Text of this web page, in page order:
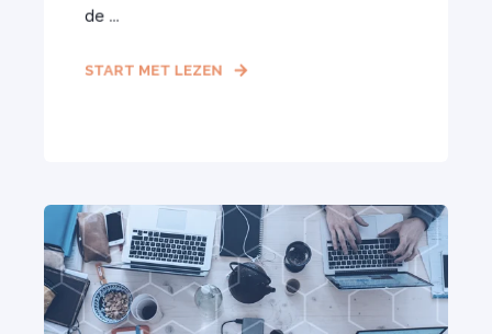
de ...
START MET LEZEN